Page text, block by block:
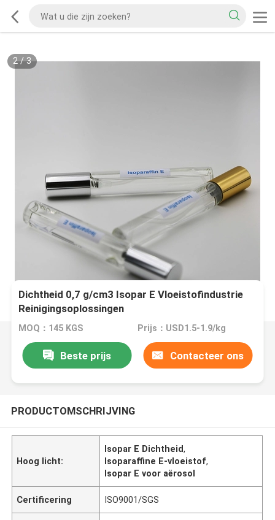
2/3
Dichtheid 0,7 g/cm3 Isopar E Vloeistofindustrie
Reinigingsoplossingen
MOQ：145 KGS Prijs：USD1.5-1.9/kg
Beste prijs Contacteer ons
PRODUCTOMSCHRIJVING
Hoog licht:
Isopar E Dichtheid,
Isoparaffine E-vloeistof,
Isopar E voor aërosol
Certificering ISO9001/SGS